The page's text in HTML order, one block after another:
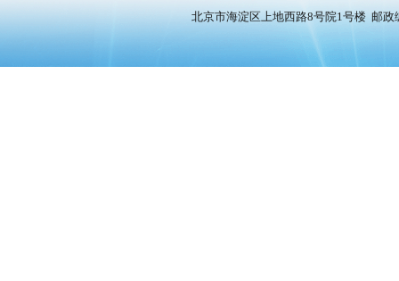
北京市海淀区上地西路8号院1号楼 邮